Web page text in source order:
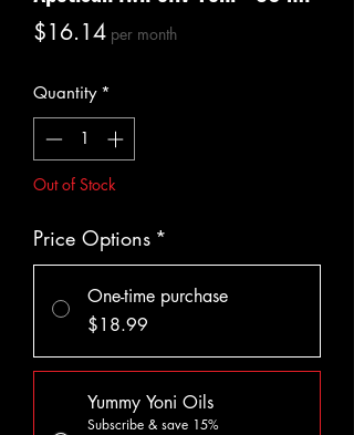
$16.14Price
per month
Quantity *
Out of Stock
Price Options *
One-time purchase
$18.99
Yummy Yoni Oils
Subscribe & save 15%